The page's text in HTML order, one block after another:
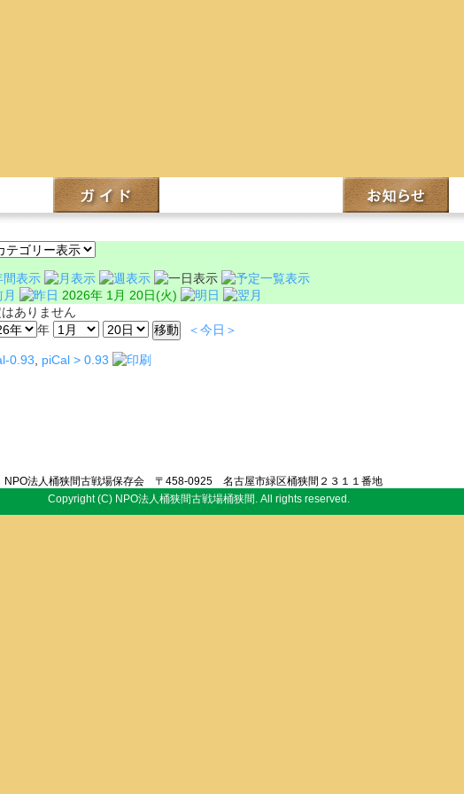
2026年 1月 20日(火)
ありません
年
＜今日＞
0.93, piCal > 0.93
NPO法人桶狭間古戦場保存会 〒458-0925 名古屋市緑区桶狭間２３１１番地
Copyright (C) NPO法人桶狭間古戦場桶狭間. All rights reserved.